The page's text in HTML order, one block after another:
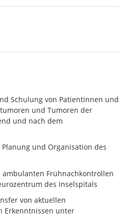
Schulung von Patientinnen und
und Tumoren der
und nach dem
und Organisation des
Frühnachkontrollen
des Inselspitals
von aktuellen
Erkenntnissen unter